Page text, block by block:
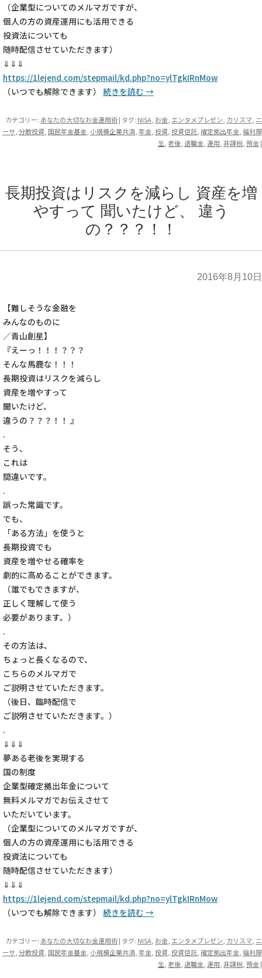
（企業型についてのメルマガですが、
個人の方の資産運用にも活用できる
投資法についても
随時配信させていただきます）
⇓⇓⇓
https://1lejend.com/stepmail/kd.php?no=ylTgkIRnMow
（いつでも解除できます） 続きを読む →
カテゴリー: あなたの大切なお金運用術| タグ: NISA, お金, エンタメプレゼン, カリスマ, ニ
ーサ,分散投資, 国民年金基金,小規模企業共済,年金,投資,投資信託, 確定拠出年金,福利厚
生,老後,退職金,運用,非課税,預金|
長期投資はリスクを減らし 資産を増
やすって 聞いたけど、 違う
の？？？！！
2016年8月10日
【難しそうな金融を
みんなのものに
／青山創星】
『えーっ！！！？？？
そんな馬鹿な！！！
長期投資はリスクを減らし
資産を増やすって
聞いたけど、
違うの？？？！！ 』
.
そう、
これは
間違いです。
.
誤った常識です。
でも、
「ある方法」を使うと
長期投資でも
資産を増やせる確率を
劇的に高めることができます。
（誰でもできますが、
正しく理解して使う
必要があります。）
.
その方法は、
ちょっと長くなるので、
こちらのメルマガで
ご説明させていただきます。
（後日、臨時配信で
ご説明させていただきます。）
.
⇓⇓⇓
夢ある老後を実現する
国の制度
企業型確定拠出年金について
無料メルマガでお伝えさせて
いただいています。
（企業型についてのメルマガですが、
個人の方の資産運用にも活用できる
投資法についても
随時配信させていただきます）
⇓⇓⇓
https://1lejend.com/stepmail/kd.php?no=ylTgkIRnMow
（いつでも解除できます） 続きを読む →
カテゴリー: あなたの大切なお金運用術| タグ: NISA, お金, エンタメプレゼン, カリスマ, ニ
ーサ,分散投資, 国民年金基金,小規模企業共済,年金,投資,投資信託, 確定拠出年金,福利厚
生,老後,退職金,運用,非課税,預金|